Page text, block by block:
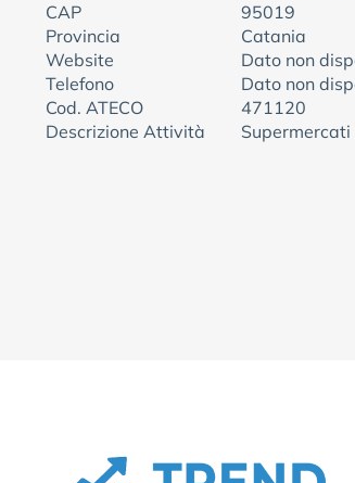
CAP
95019
Provincia
Catania
Website
Dato non
Telefono
Dato non
Cod. ATECO
471120
Descrizione Attività
Supermercati